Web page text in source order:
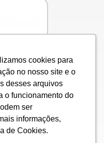
cookies para
no nosso site e o
desses arquivos
o funcionamento do
ser
informações,
de Cookies.
cookies para
no nosso site e o
desses arquivos
o funcionamento do
ser
informações,
de Cookies.